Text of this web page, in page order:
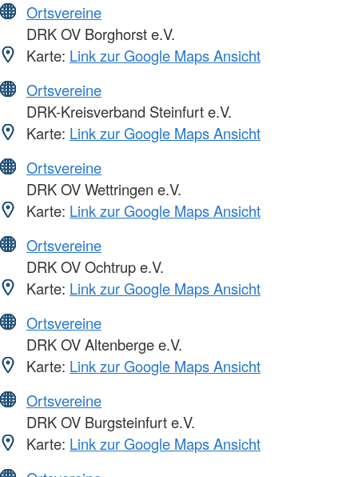
Ortsvereine
DRK OV Borghorst e.V.
Karte: Link zur Google Maps Ansicht
Ortsvereine
DRK-Kreisverband Steinfurt e.V.
Karte: Link zur Google Maps Ansicht
Ortsvereine
DRK OV Wettringen e.V.
Karte: Link zur Google Maps Ansicht
Ortsvereine
DRK OV Ochtrup e.V.
Karte: Link zur Google Maps Ansicht
Ortsvereine
DRK OV Altenberge e.V.
Karte: Link zur Google Maps Ansicht
Ortsvereine
DRK OV Burgsteinfurt e.V.
Karte: Link zur Google Maps Ansicht